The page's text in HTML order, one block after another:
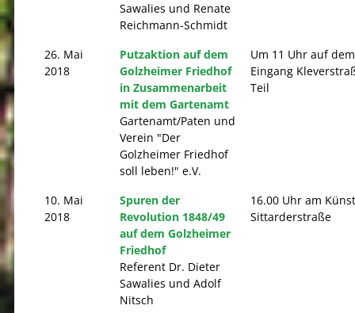
Sawalies und Renate
Reichmann-Schmidt
26. Mai
2018
Putzaktion auf dem
Golzheimer Friedhof
in Zusammenarbeit
mit dem Gartenamt
Gartenamt/Paten und
Verein "Der
Golzheimer Friedhof
soll leben!" e.V.
Um 11 Uhr auf
Eingang
Teil
10. Mai
2018
Spuren der
Revolution 1848/49
auf dem Golzheimer
Friedhof
Referent Dr. Dieter
Sawalies und Adolf
Nitsch
16.00 Uhr am
Sittarderstraße